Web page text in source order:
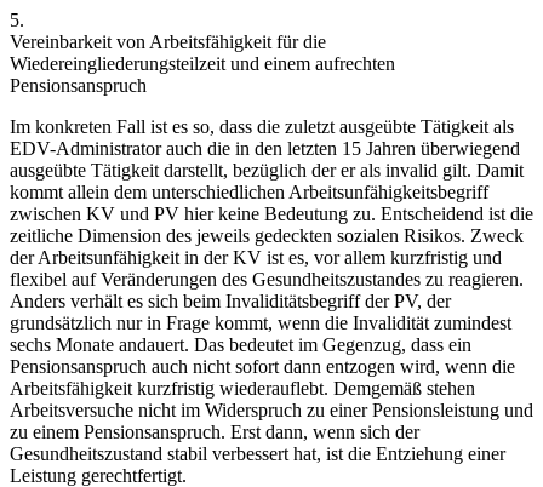
5.
Vereinbarkeit von Arbeitsfähigkeit für die
Wiedereingliederungsteilzeit und einem aufrechten
Pensionsanspruch
Im konkreten Fall ist es so, dass die zuletzt ausgeübte Tätigkeit als
EDV-Administrator auch die in den letzten 15 Jahren überwiegend
ausgeübte Tätigkeit darstellt, bezüglich der er als invalid gilt. Damit
kommt allein dem unterschiedlichen Arbeitsunfähigkeitsbegriff
zwischen KV und PV hier keine Bedeutung zu. Entscheidend ist die
zeitliche Dimension des jeweils gedeckten sozialen Risikos. Zweck
der Arbeitsunfähigkeit in der KV ist es, vor allem kurzfristig und
flexibel auf Veränderungen des Gesundheitszustandes zu reagieren.
Anders verhält es sich beim Invaliditätsbegriff der PV, der
grundsätzlich nur in Frage kommt, wenn die Invalidität zumindest
sechs Monate andauert. Das bedeutet im Gegenzug, dass ein
Pensionsanspruch auch nicht sofort dann entzogen wird, wenn die
Arbeitsfähigkeit kurzfristig wiederauflebt. Demgemäß stehen
Arbeitsversuche nicht im Widerspruch zu einer Pensionsleistung und
zu einem Pensionsanspruch. Erst dann, wenn sich der
Gesundheitszustand stabil verbessert hat, ist die Entziehung einer
Leistung gerechtfertigt.